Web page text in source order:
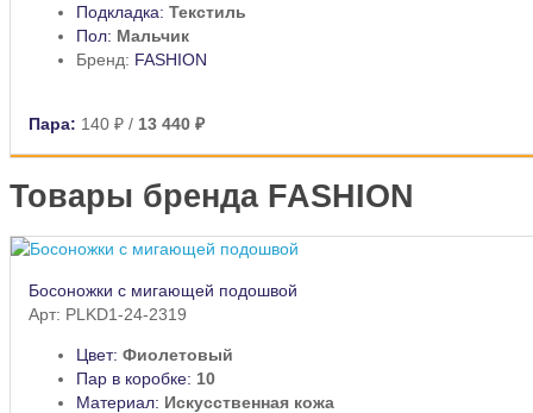
Подкладка: Текстиль
Пол: Мальчик
Бренд: FASHION
Пара: 140 ₽ / 13 440 ₽
Товары бренда FASHION
Босоножки с мигающей подошвой
Арт: PLKD1-24-2319
Цвет: Фиолетовый
Пар в коробке: 10
Материал: Искусственная кожа